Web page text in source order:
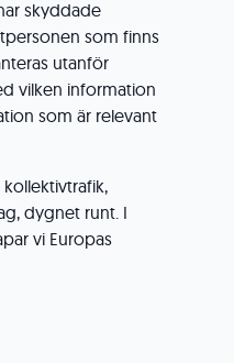
skyddade
som finns
utanför
vilken information
som är relevant
dygnet runt. I
vi Europas